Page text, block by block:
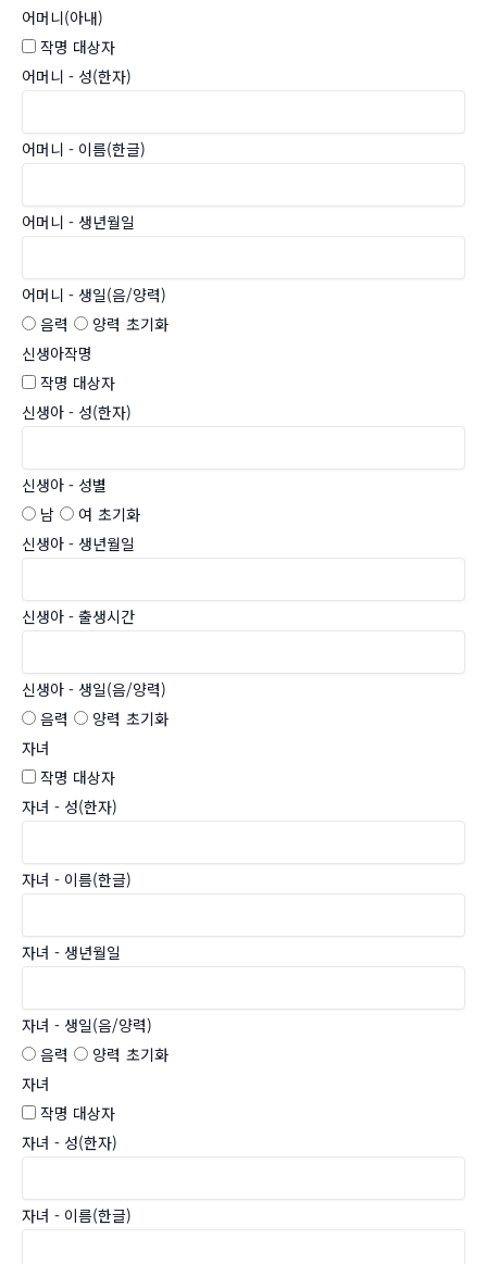
어머니(아내)
작명 대상자
어머니 - 성(한자)
어머니 - 이름(한글)
어머니 - 생년월일
어머니 - 생일(음/양력)
음력
양력 초기화
신생아작명
작명 대상자
신생아 - 성(한자)
신생아 - 성별
남
여 초기화
신생아 - 생년월일
신생아 - 출생시간
신생아 - 생일(음/양력)
음력
양력 초기화
자녀
작명 대상자
자녀 - 성(한자)
자녀 - 이름(한글)
자녀 - 생년월일
자녀 - 생일(음/양력)
음력
양력 초기화
자녀
작명 대상자
자녀 - 성(한자)
자녀 - 이름(한글)